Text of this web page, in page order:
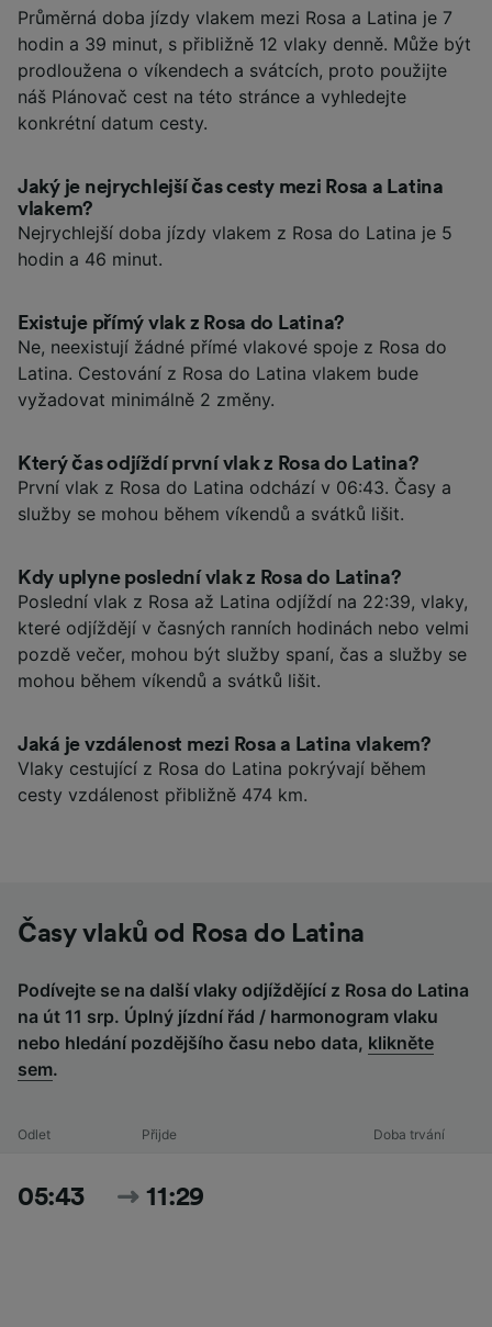
Průměrná doba jízdy vlakem mezi Rosa a Latina je 7
hodin a 39 minut, s přibližně 12 vlaky denně. Může být
prodloužena o víkendech a svátcích, proto použijte
náš Plánovač cest na této stránce a vyhledejte
konkrétní datum cesty.
Jaký je nejrychlejší čas cesty mezi Rosa a Latina
vlakem?
Nejrychlejší doba jízdy vlakem z Rosa do Latina je 5
hodin a 46 minut.
Existuje přímý vlak z Rosa do Latina?
Ne, neexistují žádné přímé vlakové spoje z Rosa do
Latina. Cestování z Rosa do Latina vlakem bude
vyžadovat minimálně 2 změny.
Který čas odjíždí první vlak z Rosa do Latina?
První vlak z Rosa do Latina odchází v 06:43. Časy a
služby se mohou během víkendů a svátků lišit.
Kdy uplyne poslední vlak z Rosa do Latina?
Poslední vlak z Rosa až Latina odjíždí na 22:39, vlaky,
které odjíždějí v časných ranních hodinách nebo velmi
pozdě večer, mohou být služby spaní, čas a služby se
mohou během víkendů a svátků lišit.
Jaká je vzdálenost mezi Rosa a Latina vlakem?
Vlaky cestující z Rosa do Latina pokrývají během
cesty vzdálenost přibližně 474 km.
Časy vlaků od Rosa do Latina
Podívejte se na další vlaky odjíždějící z Rosa do Latina
na út 11 srp. Úplný jízdní řád / harmonogram vlaku
nebo hledání pozdějšího času nebo data, klikněte
sem.
Odlet Přijde Doba trvání
05:43 11:29